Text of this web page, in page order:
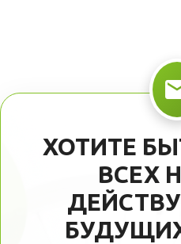
ХОТИТЕ
ВСЕХ